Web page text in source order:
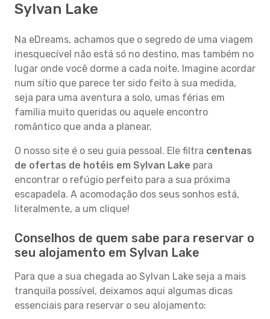
Sylvan Lake
Na eDreams, achamos que o segredo de uma viagem
inesquecível não está só no destino, mas também no
lugar onde você dorme a cada noite. Imagine acordar
num sítio que parece ter sido feito à sua medida,
seja para uma aventura a solo, umas férias em
família muito queridas ou aquele encontro
romântico que anda a planear.
O nosso site é o seu guia pessoal. Ele filtra centenas
de ofertas de hotéis em Sylvan Lake para
encontrar o refúgio perfeito para a sua próxima
escapadela. A acomodação dos seus sonhos está,
literalmente, a um clique!
Conselhos de quem sabe para reservar o
seu alojamento em Sylvan Lake
Para que a sua chegada ao Sylvan Lake seja a mais
tranquila possível, deixamos aqui algumas dicas
essenciais para reservar o seu alojamento: